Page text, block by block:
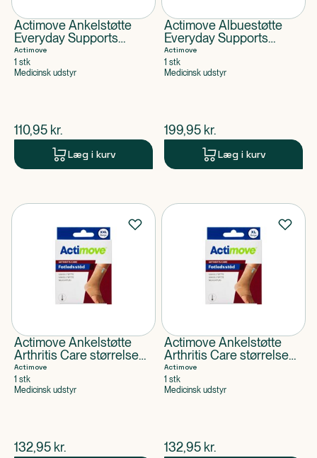
Actimove Ankelstøtte
Everyday Supports
størrelse L
Actimove
1 stk
Medicinsk udstyr
$nuværende pris
110,95 kr.
Læg i kurv
Actimove Albuestøtte
Everyday Supports
størrelse XL
Actimove
1 stk
Medicinsk udstyr
$nuværende pris
199,95 kr.
Læg i kurv
Actimove Ankelstøtte
Arthritis Care størrelse
XXL
Actimove
1 stk
Medicinsk udstyr
$nuværende pris
132,95 kr.
Actimove Ankelstøtte
Arthritis Care størrelse
XL
Actimove
1 stk
Medicinsk udstyr
$nuværende pris
132,95 kr.